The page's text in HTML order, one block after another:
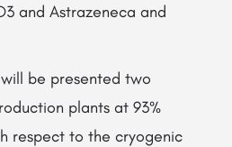
and Astrazeneca and
be presented two
plants at 93%
respect to the cryogenic